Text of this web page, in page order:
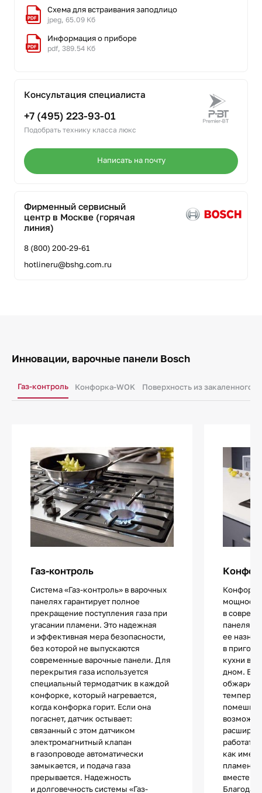
Схема для встраивания заподлицо
jpeg, 65.09 Кб
Информация о приборе
pdf, 389.54 Кб
Консультация специалиста
+7 (495) 223-93-01
Подобрать технику класса люкс
Написать на почту
Фирменный сервисный
центр в Москве (горячая
линия)
8 (800) 200-29-61
hotlineru@bshg.com.ru
Инновации, варочные панели Bosch
Газ-контроль Конфорка-WOK Поверхность из закаленного
Газ-контроль
Система «Газ-контроль» в варочных
панелях гарантирует полное
прекращение поступления газа при
угасании пламени. Это надежная
и эффективная мера безопасности,
без которой не выпускаются
современные варочные панели. Для
перекрытия газа используется
специальный термодатчик в каждой
конфорке, который нагревается,
когда конфорка горит. Если она
погаснет, датчик остывает:
связанный с этом датчиком
электромагнитный клапан
в газопроводе автоматически
замыкается, и подача газа
прерывается. Надежность
и долговечность системы «Газ-
мощности
в
панелях.
ее
в
кухни в
дном.
работать
как
пламени,
вместе